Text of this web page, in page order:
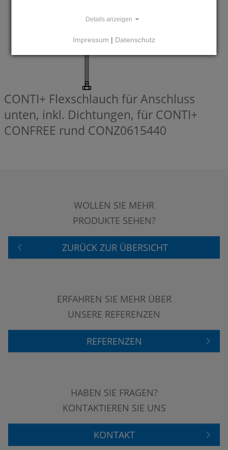
CONTI+ Flexschlauch für Anschluss
unten, inkl. Dichtungen, für CONTI+
CONFREE rund CONZ0615440
WOLLEN SIE MEHR
PRODUKTE SEHEN?
ZURÜCK ZUR ÜBERSICHT
ERFAHREN SIE MEHR ÜBER
UNSERE REFERENZEN
REFERENZEN
HABEN SIE FRAGEN?
KONTAKTIEREN SIE UNS
KONTAKT
Details anzeigen
Impressum | Datenschutz